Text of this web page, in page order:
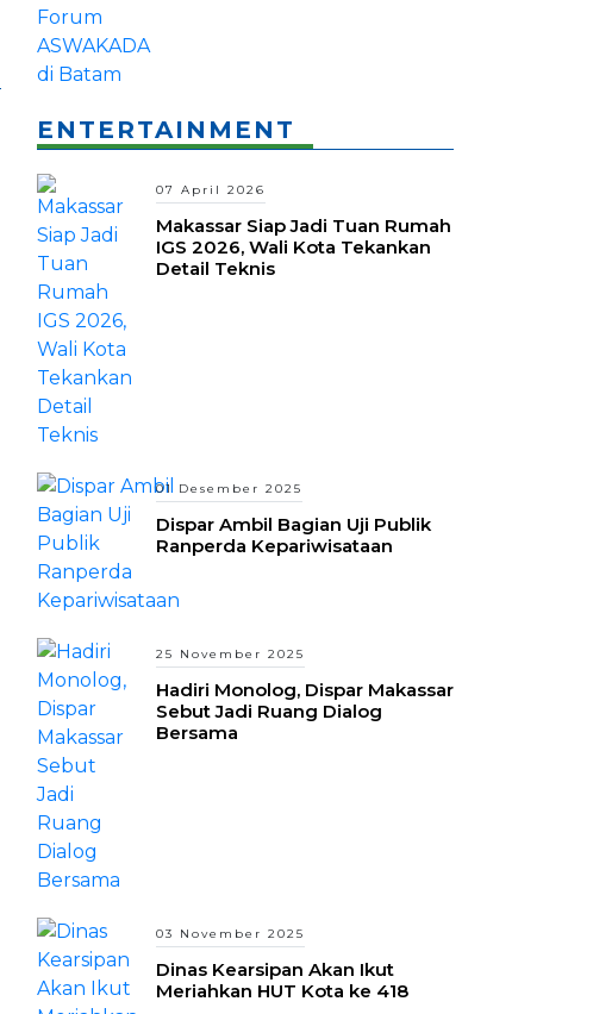
ENTERTAINMENT
07 April 2026
Makassar Siap Jadi Tuan Rumah
IGS 2026, Wali Kota Tekankan
Detail Teknis
01 Desember 2025
Dispar Ambil Bagian Uji Publik
Ranperda Kepariwisataan
25 November 2025
Hadiri Monolog, Dispar Makassar
Sebut Jadi Ruang Dialog
Bersama
03 November 2025
Dinas Kearsipan Akan Ikut
Meriahkan HUT Kota ke 418